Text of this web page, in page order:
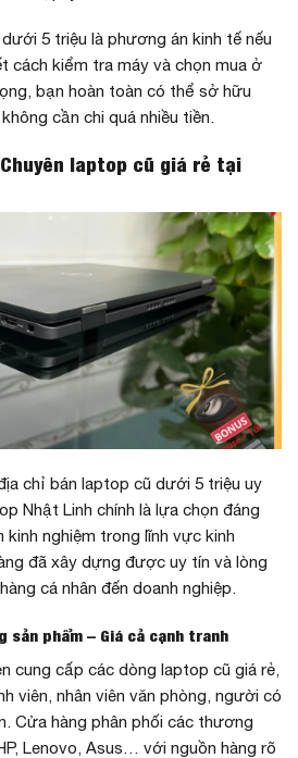
5 triệu là phương án kinh tế nếu
cách kiểm tra máy và chọn mua ở
bạn hoàn toàn có thể sở hữu
cần chi quá nhiều tiền.
laptop cũ giá rẻ tại
chỉ bán laptop cũ dưới 5 triệu uy
Nhật Linh chính là lựa chọn đáng
kinh nghiệm trong lĩnh vực kinh
đã xây dựng được uy tín và lòng
cá nhân đến doanh nghiệp.
sản phẩm – Giá cả cạnh tranh
cung cấp các dòng laptop cũ giá rẻ,
viên, nhân viên văn phòng, người có
Cửa hàng phân phối các thương
Lenovo, Asus… với nguồn hàng rõ